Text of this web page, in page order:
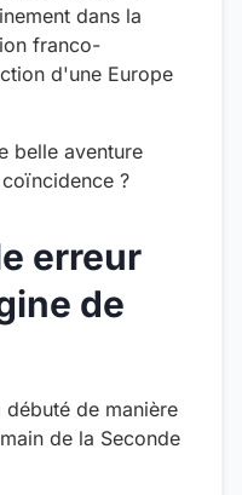
dans la
franco-
d'une Europe
belle aventure
?
erreur
de
de manière
de la Seconde